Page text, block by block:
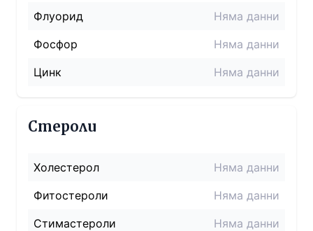
Флуорид
Няма данни
Фосфор
Няма данни
Цинк
Няма данни
Стероли
Холестерол
Няма данни
Фитостероли
Няма данни
Стимастероли
Няма данни